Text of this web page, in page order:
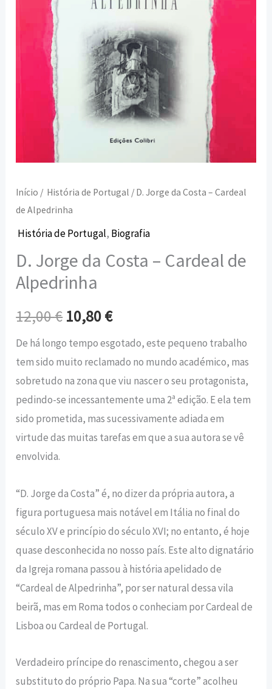
Início / História de Portugal / D. Jorge da Costa – Cardeal
de Alpedrinha
História de Portugal, Biografia
D. Jorge da Costa – Cardeal de
Alpedrinha
12,00€ 10,80€
De há longo tempo esgotado, este pequeno trabalho
tem sido muito reclamado no mundo académico, mas
sobretudo na zona que viu nascer o seu protagonista,
pedindo-se incessantemente uma 2ª edição. E ela tem
sido prometida, mas sucessivamente adiada em
virtude das muitas tarefas em que a sua autora se vê
envolvida.
“D. Jorge da Costa” é, no dizer da própria autora, a
figura portuguesa mais notável em Itália no final do
século XV e princípio do século XVI; no entanto, é hoje
quase desconhecida no nosso país. Este alto dignatário
da Igreja romana passou à história apelidado de
“Cardeal de Alpedrinha”, por ser natural dessa vila
beirã, mas em Roma todos o conheciam por Cardeal de
Lisboa ou Cardeal de Portugal.
Verdadeiro príncipe do renascimento, chegou a ser
substituto do próprio Papa. Na sua “corte” acolheu